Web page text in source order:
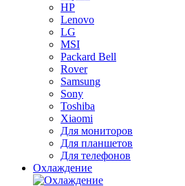
HP
Lenovo
LG
MSI
Packard Bell
Rover
Samsung
Sony
Toshiba
Xiaomi
Для мониторов
Для планшетов
Для телефонов
Охлаждение